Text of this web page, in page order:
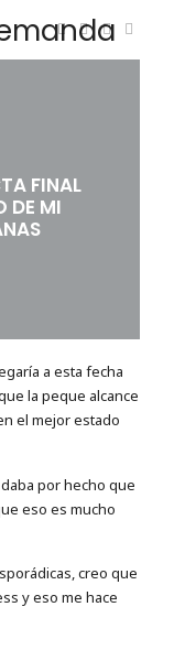
de
FINAL
DE MI
a esta fecha
la peque alcance
el mejor estado
por hecho que
eso es mucho
creo que
y eso me hace